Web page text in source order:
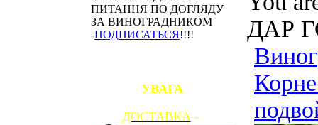
ПИТАННЯ ПО ДОГЛЯДУ
ЗА ВИНОГРАДНИКОМ
-ПОДПИСАТЬСЯ!!!!
УВАГА
ДОСТАВКА-
ДАР